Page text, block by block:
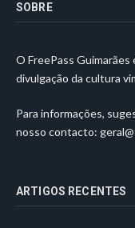
SOBRE
O FreePass
divulgação da cultura
Para informações,
nosso contacto:
ARTIGOS RECENTES